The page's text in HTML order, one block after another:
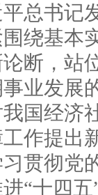
总书记
绕基本
断，站
业发展
国经济
作提出
彻党的
“十四